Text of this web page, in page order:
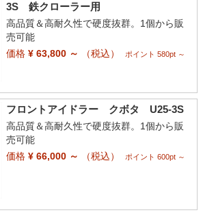
3S 鉄クローラー用
高品質＆高耐久性で硬度抜群。1個から販
売可能
価格¥ 63,800 ～ （税込） ポイント 580pt ～
フロントアイドラー クボタ U25-3S
高品質＆高耐久性で硬度抜群。1個から販
売可能
価格¥ 66,000 ～ （税込） ポイント 600pt ～